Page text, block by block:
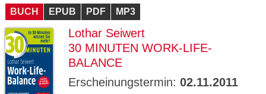
BUCH EPUB PDF MP3
Lothar Seiwert
30 MINUTEN WORK-LIFE-
BALANCE
Erscheinungstermin: 02.11.2011